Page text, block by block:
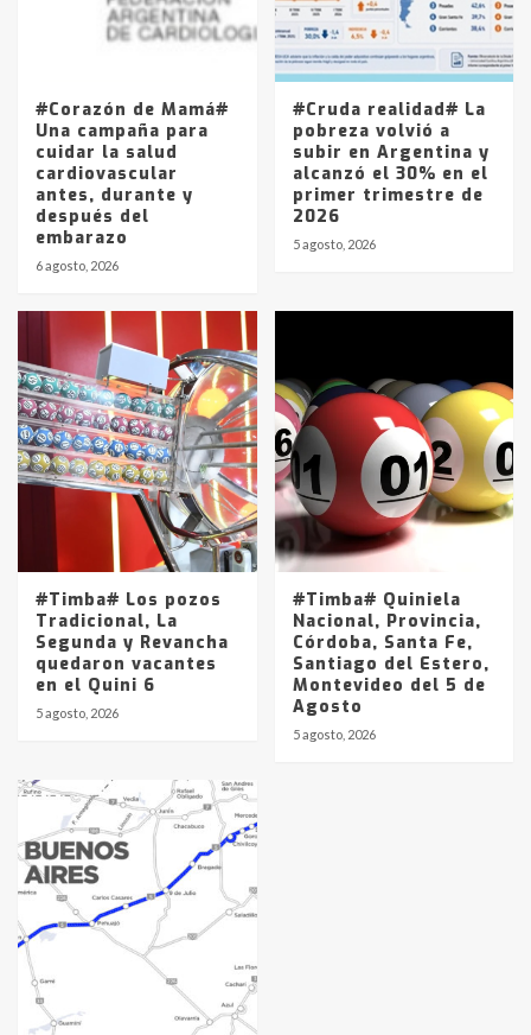
Los precios de los combustibles en
La Pampa, desde YPF hasta Axion
entre 857 a 1338 pesos
#Corazón de Mamá#
Una campaña para
cuidar la salud
cardiovascular
antes, durante y
después del
embarazo
6 agosto, 2026
#Cruda realidad# La
pobreza volvió a
subir en Argentina y
alcanzó el 30% en el
primer trimestre de
2026
5 agosto, 2026
#Timba# Los pozos
Tradicional, La
Segunda y Revancha
quedaron vacantes
en el Quini 6
5 agosto, 2026
#Timba# Quiniela
Nacional, Provincia,
Córdoba, Santa Fe,
Santiago del Estero,
Montevideo del 5 de
Agosto
5 agosto, 2026